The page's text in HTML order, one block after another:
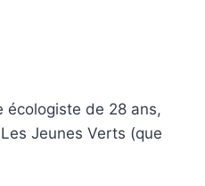
écologiste de 28 ans,
Jeunes Verts (que